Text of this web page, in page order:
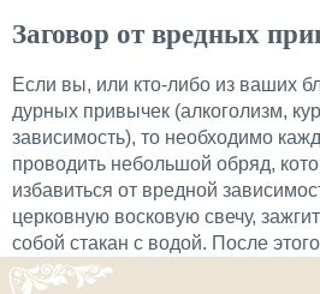
Заговор от вредных
Если вы, или кто-либо из ваших
дурных привычек (алкоголизм,
зависимость), то необходимо
проводить небольшой обряд,
избавиться от вредной
церковную восковую свечу,
собой стакан с водой. После